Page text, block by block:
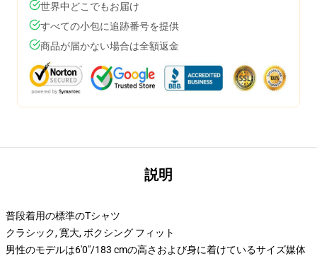
世界中どこでもお届け
すべての小包に追跡番号を提供
商品が届かない場合は全額返金
説明
普段着用の標準のTシャツ
クラシック, 寛大, ボクシング フィット
男性のモデルは6'0"/183 cmの高さおよび身に着けているサイズ媒体